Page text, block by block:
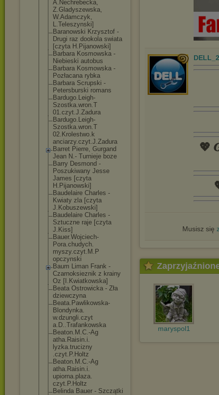
A.Nechrebecka,
Z.Gladyszewska,
W.Adamczyk,
L.Teleszynski]
Baranowski Krzysztof -
Drugi raz dookola swiata
[czyta H.Pijanowski]
Barbara Kosmowska -
Niebieski autobus
Barbara Kosmowska -
Pozłacana rybka
Barbara Scrupski -
Petersburski romans
Bardugo.Leigh-
Szostka.wron.T
01.czyt.J.Zadura
Bardugo.Leigh-
Szostka.wron.T
02.Krolestwo.k
anciarzy.czyt.J.Zadura
Barret Pierre, Gurgand
Jean N.- Turnieje boze
Barry Desmond -
Poszukiwany Jesse
James [czyta
H.Pijanowski]
Baudelaire Charles -
Kwiaty zla [czyta
J.Kobuszewski]
Baudelaire Charles -
Sztuczne raje [czyta
J.Kiss]
Bauer.Wojciech-
Pora.chudych.
myszy.czyt.M.P
opczynski
Baum Liman Frank -
Czarnoksieznik z krainy
Oz [I.Kwiatkowska]
Beata Ostrowicka - Zła
dziewczyna
Beata.Pawlikowska-
Blondynka.
w.dzungli.czyt
a.D..Trafankowska
Beaton.M.C.-Ag
atha.Raisin.i.
lyzka.trucizny
.czyt.P.Holtz
Beaton.M.C.-Ag
atha.Raisin.i.
upiorna.plaza.
czyt.P.Holtz
Belinda Bauer - Szczątki
💖
Musisz się
maryspol1